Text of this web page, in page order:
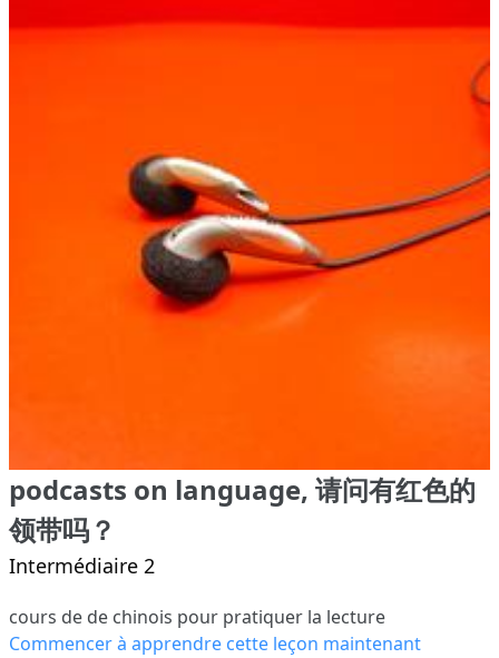
podcasts on language, 请问有红色的
领带吗？
Intermédiaire 2
cours de de chinois pour pratiquer la lecture
Commencer à apprendre cette leçon maintenant